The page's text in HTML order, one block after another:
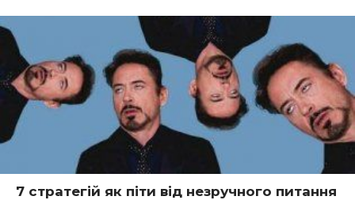
7 стратегій як піти від незручного питання